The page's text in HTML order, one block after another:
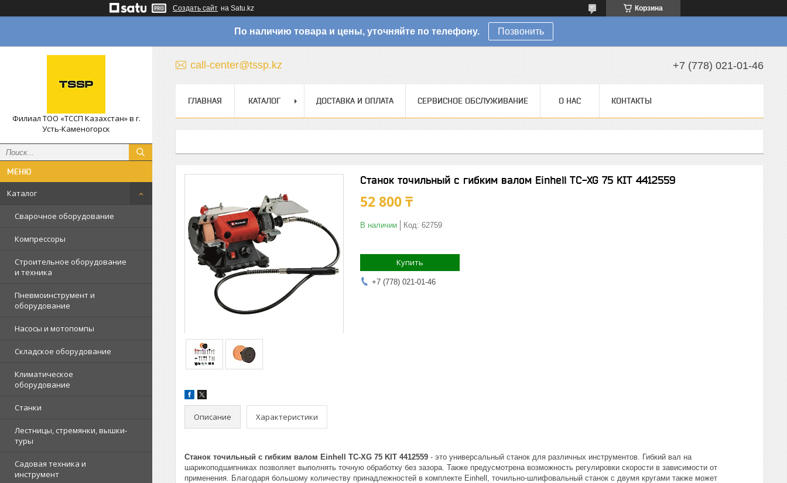
Создать сайт на Satu.kz Корзина
По наличию товара и цены, уточняйте по телефону. Позвонить
Филиал ТОО «ТССП Казахстан» в г.
Усть-Каменогорск
Каталог
Сварочное оборудование
Компрессоры
Строительное оборудование
и техника
Пневмоинструмент и
оборудование
Насосы и мотопомпы
Складское оборудование
Климатическое
оборудование
Станки
Лестницы, стремянки, вышки-
туры
Садовая техника и
инструмент
call-center@tssp.kz +7 (778) 021-01-46
ГЛАВНАЯ КАТАЛОГ ДОСТАВКА И ОПЛАТА СЕРВИСНОЕ ОБСЛУЖИВАНИЕ О НАС КОНТАКТЫ
Станок точильный с гибким валом Einhell TC-XG 75 KIT 4412559
52 800 ₸
В наличии Код: 62759
Купить
+7 (778) 021-01-46
Описание Характеристики
Станок точильный с гибким валом Einhell TC-XG 75 KIT 4412559 - это универсальный станок для различных инструментов. Гибкий вал на
шарикоподшипниках позволяет выполнять точную обработку без зазора. Также предусмотрена возможность регулировки скорости в зависимости от
применения. Благодаря большому количеству принадлежностей в комплекте Einhell, точильно-шлифовальный станок с двумя кругами также может